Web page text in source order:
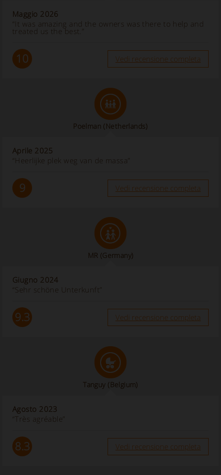
Maggio 2026
“It was amazing and the owners was there to help and
treated us the best.”
10 Vedi recensione completa
Poelman (Netherlands)
Aprile 2025
“Heerlijke plek weg van de massa”
9 Vedi recensione completa
MR (Germany)
Giugno 2024
“Sehr schöne Unterkunft”
9.3 Vedi recensione completa
Tanguy (Belgium)
Agosto 2023
“Très agréable”
8.3 Vedi recensione completa